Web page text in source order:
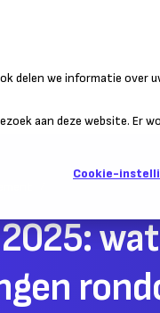
delen we informatie over
aan deze website. Er
Cookie-